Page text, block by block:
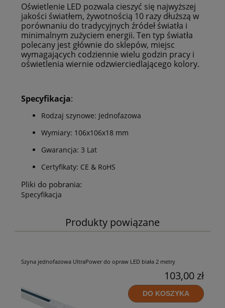
Oświetlenie LED pozwala cieszyć się najwyższej
jakości światłem, żywotnością 10 razy dłuższą w
porównaniu do tradycyjnych źródeł światła i
minimalnym zużyciem energii. Ten typ światła
polecany jest głównie do sklepów, miejsc
wymagających codziennie wielu godzin pracy i
oświetlenia wiernie odzwierciedlającego kolory.
Specyfikacja:
Rodzaj szynowe: Jednofazowa
Wymiary: 106x106x18 mm
Gwarancja: 3 Lat
Certyfikaty: CE & RoHS
Pliki do pobrania:
Specyfikacja
Produkty powiązane
Szyna jednofazowa UltraPower do opraw LED biała 2 metry
103,00 zł
DO KOSZYKA